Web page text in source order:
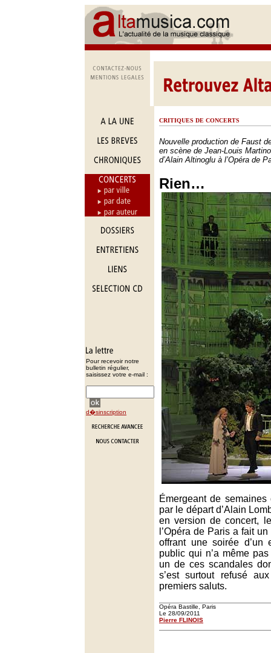
Pour recevoir notre
bulletin régulier,
saisissez votre e-mail :
d�sinscription
CRITIQUES DE CONCERTS
Nouvelle production de Faust
en scène de Jean-Louis
d’Alain Altinoglu à l’Opéra de
Rien…
Émergeant de
par le départ d’Alain
en version de concert,
l’Opéra de Paris a fait
offrant une soirée d’un
public qui n’a même
un de ces scandales
s’est surtout refusé
premiers saluts.
Opéra Bastille, Paris
Le 28/09/2011
Pierre FLINOIS